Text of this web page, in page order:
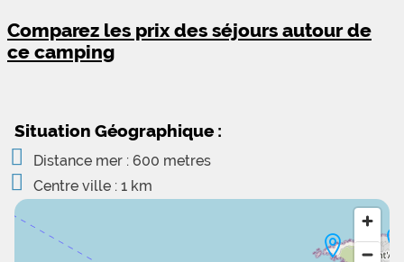
Comparez les prix des séjours autour de
ce camping
Situation Géographique :
Distance mer : 600 metres
Centre ville : 1 km